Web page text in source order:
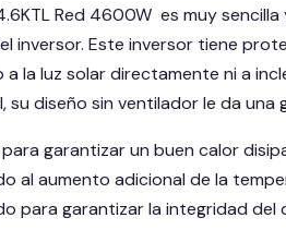
Red 4600W es muy
inversor. Este inversor tiene
la luz solar directamente ni a
diseño sin ventilador le da una
garantizar un buen calor
al aumento adicional de la
para garantizar la integridad del